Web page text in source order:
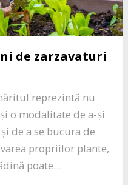
de zarzavaturi
reprezintă nu
o modalitate de a-și
de a se bucura de
propriilor plante,
poate…